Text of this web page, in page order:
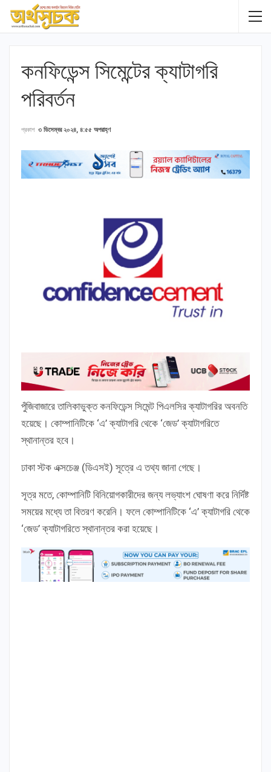
কনফিডেন্স সিমেন্টের ক্যাটাগরি
পরিবর্তন
প্রকাশ ৩ ডিসেম্বর ২০২৪, ৪:৫৫ অপরাহ্ণ
পুঁজিবাজারে তালিকাভুক্ত কনফিডেন্স সিমেন্ট পিএলসির ক্যাটাগরির অবনতি
হয়েছে। কোম্পানিটিকে ‘এ’ ক্যাটাগরি থেকে ‘জেড’ ক্যাটাগরিতে
স্থানান্তর হবে।
ঢাকা স্টক এক্সচেঞ্জ (ডিএসই) সূত্রে এ তথ্য জানা গেছে।
সূত্র মতে, কোম্পানিটি বিনিয়োগকারীদের জন্য লভ্যাংশ ঘোষণা করে নির্দিষ্ট
সময়ের মধ্যে তা বিতরণ করেনি। ফলে কোম্পানিটিকে ‘এ’ ক্যাটাগরি থেকে
‘জেড’ ক্যাটাগরিতে স্থানান্তর করা হয়েছে।